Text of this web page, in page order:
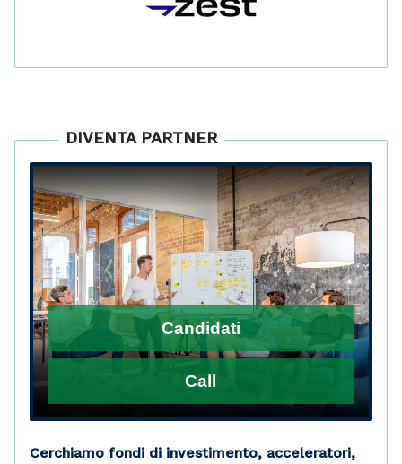
DIVENTA PARTNER
Candidati
Call
Cerchiamo fondi di investimento, acceleratori,